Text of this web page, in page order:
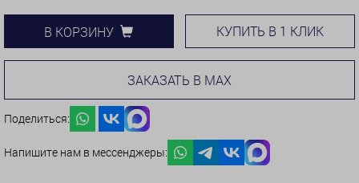
В КОРЗИНУ КУПИТЬ В 1 КЛИК
ЗАКАЗАТЬ В MAX
Поделиться:
Напишите нам в мессенджеры: